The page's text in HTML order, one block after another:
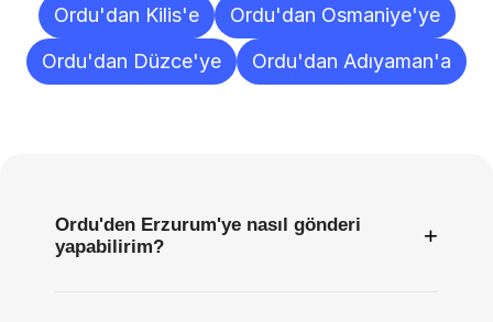
Ordu'dan Kilis'e
Ordu'dan Osmaniye'ye
Ordu'dan Düzce'ye
Ordu'dan Adıyaman'a
Ordu'den Erzurum'ye nasıl gönderi
yapabilirim?
+